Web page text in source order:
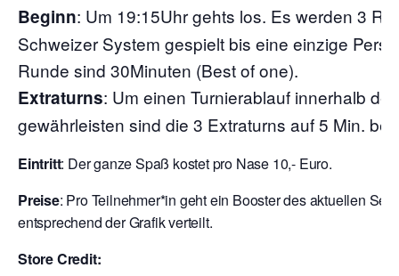
Beginn: Um 19:15Uhr gehts los. Es werden 3
Schweizer System gespielt bis eine einzige
Runde sind 30Minuten (Best of one).
Extraturns: Um einen Turnierablauf innerhalb
gewährleisten sind die 3 Extraturns auf 5 Min.
Eintritt: Der ganze Spaß kostet pro Nase 10,- Euro.
Preise: Pro Teilnehmer*in geht ein Booster des aktuellen
entsprechend der Grafik verteilt.
Store Credit: